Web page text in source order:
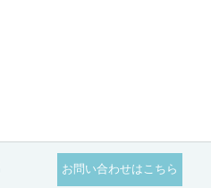
お問い合わせはこちら